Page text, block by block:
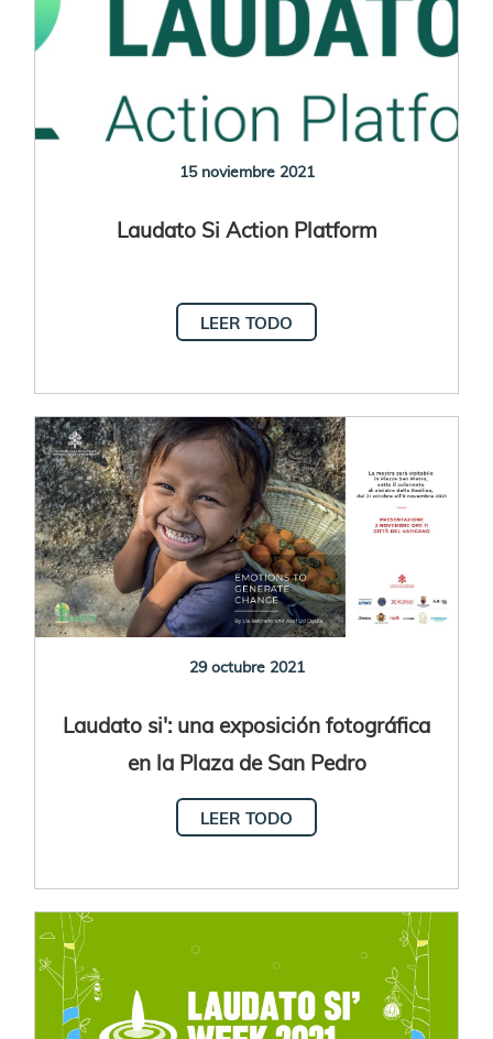
15 noviembre 2021
Laudato Si Action Platform
LEER TODO
29 octubre 2021
Laudato si': una exposición fotográfica
en la Plaza de San Pedro
LEER TODO